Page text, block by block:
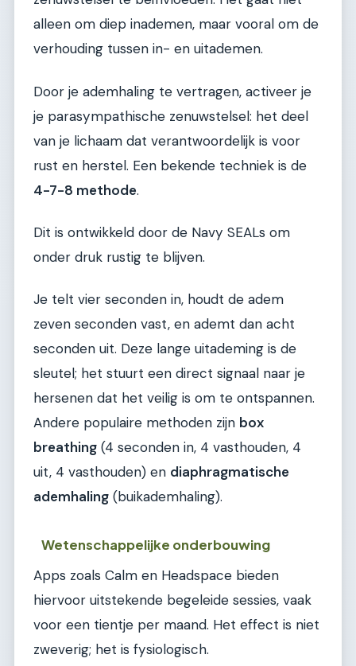
alleen om diep inademen, maar vooral om de
verhouding tussen in- en uitademen.
Door je ademhaling te vertragen, activeer je
je parasympathische zenuwstelsel: het deel
van je lichaam dat verantwoordelijk is voor
rust en herstel. Een bekende techniek is de
4-7-8 methode.
Dit is ontwikkeld door de Navy SEALs om
onder druk rustig te blijven.
Je telt vier seconden in, houdt de adem
zeven seconden vast, en ademt dan acht
seconden uit. Deze lange uitademing is de
sleutel; het stuurt een direct signaal naar je
hersenen dat het veilig is om te ontspannen.
Andere populaire methoden zijn box
breathing (4 seconden in, 4 vasthouden, 4
uit, 4 vasthouden) en diaphragmatische
ademhaling (buikademhaling).
Wetenschappelijke onderbouwing
Apps zoals Calm en Headspace bieden
hiervoor uitstekende begeleide sessies, vaak
voor een tientje per maand. Het effect is niet
zweverig; het is fysiologisch.